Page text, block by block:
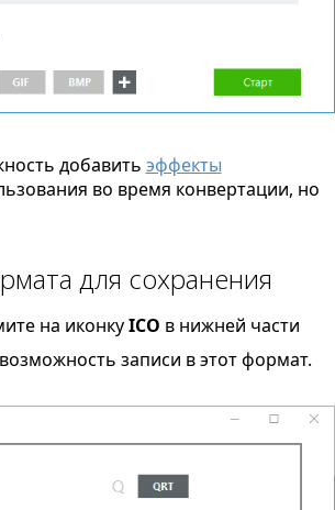
добавить эффекты
во время конвертации, но
для сохранения
на иконкуICO в нижней части
записи в этот формат.